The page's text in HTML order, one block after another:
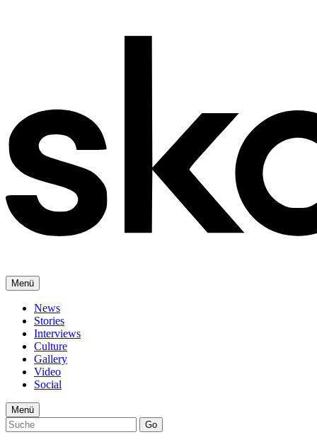
Menü
News
Stories
Interviews
Culture
Gallery
Video
Social
Menü
Go